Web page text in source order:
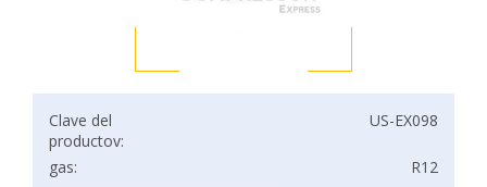
Clave del
productov:
US-EX098
gas: R12